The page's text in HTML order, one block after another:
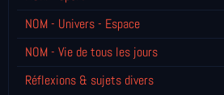
NOM - Univers - Espace
NOM - Vie de tous les jours
Réflexions & sujets divers